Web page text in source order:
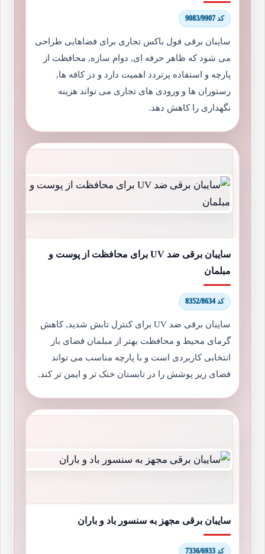
کد 9083/9907
سایبان برقی فول باکس تجاری برای فضاهایی طراحی
می شود که ظاهر حرفه ای, دوام سازه, محافظت از
پارچه و استفاده پرتردد اهمیت دارد و در کافه ها,
رستوران ها و ورودی های تجاری می تواند هزینه
نگهداری را کاهش دهد.
سایبان برقی ضد UV برای محافظت از پوست و
مبلمان
کد 8352/8634
سایبان برقی ضد UV برای کنترل تابش شدید, کاهش
گرمای محیط و محافظت بهتر از مبلمان فضای باز
انتخابی کاربردی است و با پارچه مناسب می تواند
فضای زیر پوشش را در تابستان خنک تر و ایمن تر کند.
سایبان برقی مجهز به سنسور باد و باران
کد 7336/6933